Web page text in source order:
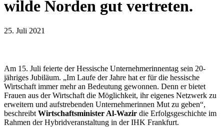
wilde Norden gut vertreten.
25. Juli 2021
Am 15. Juli feierte der Hessische Unternehmerinnentag sein 20-
jähriges Jubiläum. „Im Laufe der Jahre hat er für die hessische
Wirtschaft immer mehr an Bedeutung gewonnen. Denn er bietet
Frauen aus der Wirtschaft die Möglichkeit, ihr eigenes Netzwerk zu
erweitern und aufstrebenden Unternehmerinnen Mut zu geben“,
beschreibt Wirtschaftsminister Al-Wazir die Erfolgsgeschichte im
Rahmen der Hybridveranstaltung in der IHK Frankfurt.